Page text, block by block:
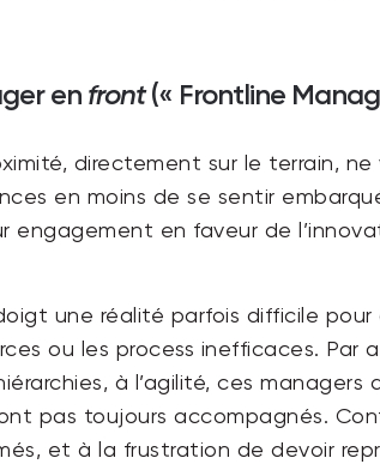
en front(« Frontline
directement sur le terrain,
en moins de se sentir
engagement en faveur de
une réalité parfois difficile
ou les process inefficaces.
à l’agilité, ces
pas toujours accompagnés.
et à la frustration de devoir